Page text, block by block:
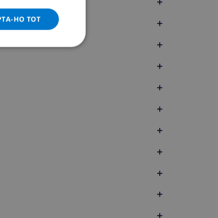
+
+
+
+
+
+
+
+
+
DANISH
HO TOT